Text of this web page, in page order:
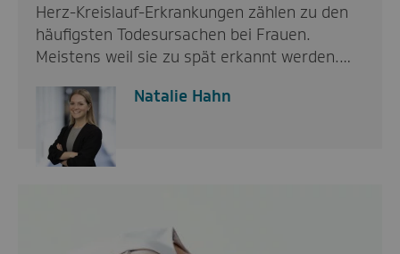
Herz-Kreislauf-Erkrankungen zählen zu den
häufigsten Todesursachen bei Frauen.
Meistens weil sie zu spät erkannt werden.…
Natalie Hahn